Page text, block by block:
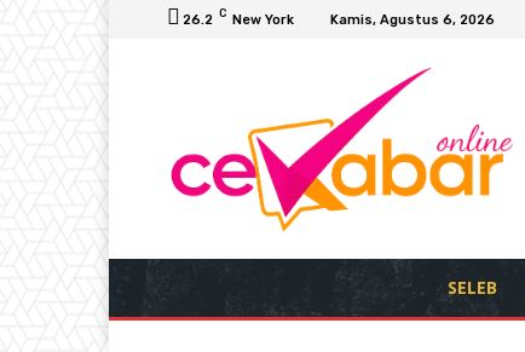
26.2 C New York Kamis, Agustus 6, 2026
SELEB